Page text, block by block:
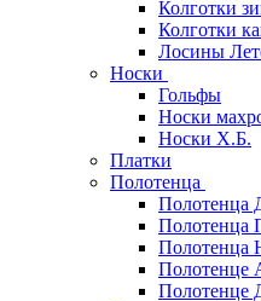
Колготки
Колготки
Лосины
Носки
Гольфы
Носки
Носки Х.Б.
Платки
Полотенца
Полотенца
Полотенца
Полотенца
Полотенце
Полотенце